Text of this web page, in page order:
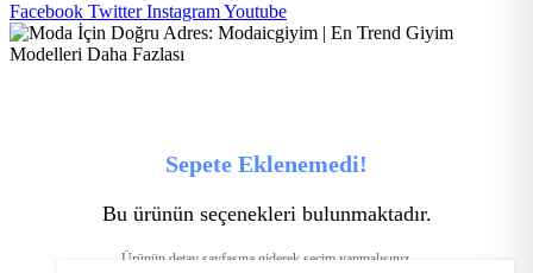
Facebook TwitterInstagramYoutube
Sepete Eklenemedi!
Bu ürünün seçenekleri bulunmaktadır.
Ürünün detay sayfasına giderek seçim yapmalısınız.